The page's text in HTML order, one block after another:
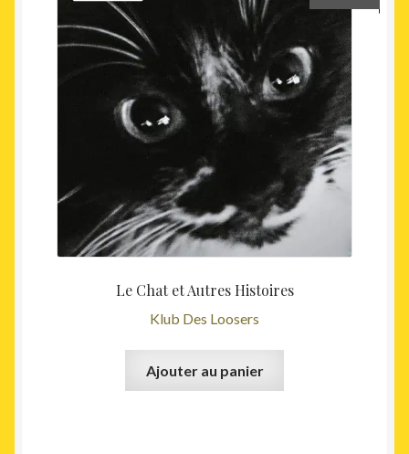
Le Chat et Autres Histoires
Klub Des Loosers
Ajouter au panier